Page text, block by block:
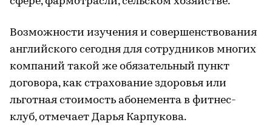
Возможности изучения и совершенствования
английского сегодня для сотрудников многих
компаний такой же обязательный пункт
договора, как страхование здоровья или
льготная стоимость абонемента в фитнес-
клуб, отмечает Дарья Карпукова.